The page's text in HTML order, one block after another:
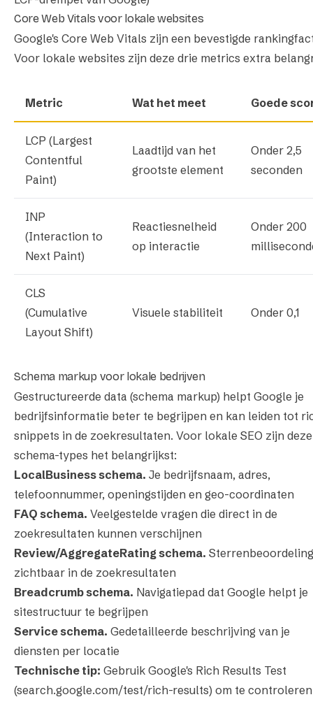
Core Web Vitals voor lokale websites
Google's Core Web Vitals zijn een bevestigde
Voor lokale websites zijn deze drie metrics extra
Metric Wat het meet Goede
LCP (Largest
Contentful
Paint)
Laadtijd van het
grootste element
Onder 2,5
seconden
INP
(Interaction to
Next Paint)
Reactiesnelheid
op interactie
Onder 200
CLS
(Cumulative
Layout Shift)
Visuele stabiliteit Onder 0,1
Schema markup voor lokale bedrijven
Gestructureerde data (schema markup) helpt Google je
bedrijfsinformatie beter te begrijpen en kan leiden tot
snippets in de zoekresultaten. Voor lokale SEO zijn deze
schema-types het belangrijkst:
LocalBusiness schema. Je bedrijfsnaam, adres,
telefoonnummer, openingstijden en geo-coordinaten
FAQ schema. Veelgestelde vragen die direct in de
zoekresultaten kunnen verschijnen
Review/AggregateRating schema.
zichtbaar in de zoekresultaten
Breadcrumb schema. Navigatiepad dat Google helpt je
sitestructuur te begrijpen
Service schema. Gedetailleerde beschrijving van je
diensten per locatie
Technische tip: Gebruik Google's Rich Results Test
(search.google.com/test/rich-results) om te